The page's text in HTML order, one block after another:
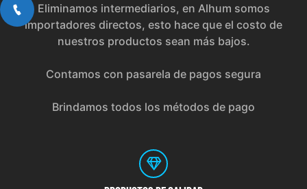
Eliminamos intermediarios, en Alhum somos
importadores directos, esto hace que el costo de
nuestros productos sean más bajos.
Contamos con pasarela de pagos segura
Brindamos todos los métodos de pago